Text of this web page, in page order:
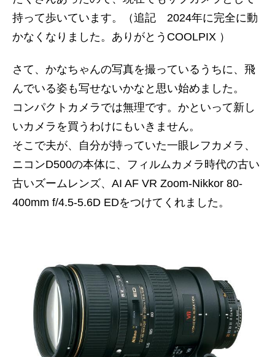
持って歩いています。（追記 2024年に完全に動
かなくなりました。ありがとうCOOLPIX ）
さて、かなちゃんの写真を撮っているうちに、飛
んでいる姿も写せないかなと思い始めました。
コンパクトカメラでは無理です。かといって新し
いカメラを買うわけにもいきません。
そこで夫が、自分が持っていた一眼レフカメラ、
ニコンD500の本体に、フィルムカメラ時代の古い
古いズームレンズ、AI AF VR Zoom-Nikkor 80-
400mm f/4.5-5.6D EDをつけてくれました。